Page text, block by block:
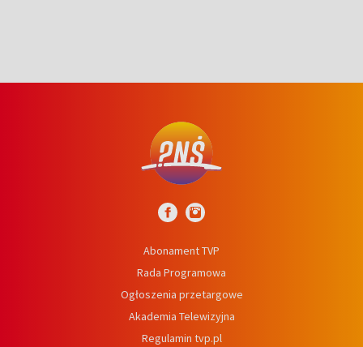
Abonament TVP
Rada Programowa
Ogłoszenia przetargowe
Akademia Telewizyjna
Regulamin tvp.pl